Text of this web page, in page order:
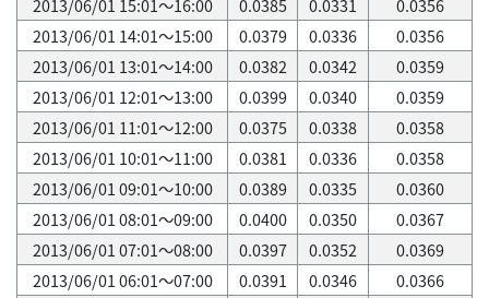
2013/06/01 15:01～16:00
0.0385 0.0331
0.0356
2013/06/01 14:01～15:00
0.0379 0.0336
0.0356
2013/06/01 13:01～14:00
0.0382 0.0342
0.0359
2013/06/01 12:01～13:00
0.0399 0.0340
0.0359
2013/06/01 11:01～12:00
0.0375 0.0338
0.0358
2013/06/01 10:01～11:00
0.0381 0.0336
0.0358
2013/06/01 09:01～10:00
0.0389 0.0335
0.0360
2013/06/01 08:01～09:00
0.0400 0.0350
0.0367
2013/06/01 07:01～08:00
0.0397 0.0352
0.0369
2013/06/01 06:01～07:00
0.0391 0.0346
0.0366